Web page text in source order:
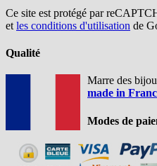
Ce site est protégé par
et les conditions d'utilisation de
Qualité
Marre des
made in
Modes de